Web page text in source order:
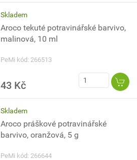
Skladem
Aroco tekuté potravinářské barvivo,
malinová, 10 ml
PeMi kód: 266513
43 Kč
Skladem
Aroco práškové potravinářské
barvivo, oranžová, 5 g
PeMi kód: 266644